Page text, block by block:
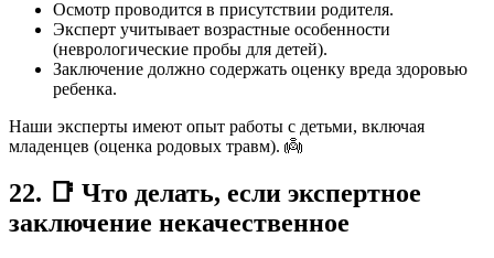
Осмотр проводится в присутствии родителя.
Эксперт учитывает возрастные особенности
(неврологические пробы для детей).
Заключение должно содержать оценку вреда здоровью
ребенка.
Наши эксперты имеют опыт работы с детьми, включая
младенцев (оценка родовых травм). 👼
22. 📑 Что делать, если экспертное
заключение некачественное